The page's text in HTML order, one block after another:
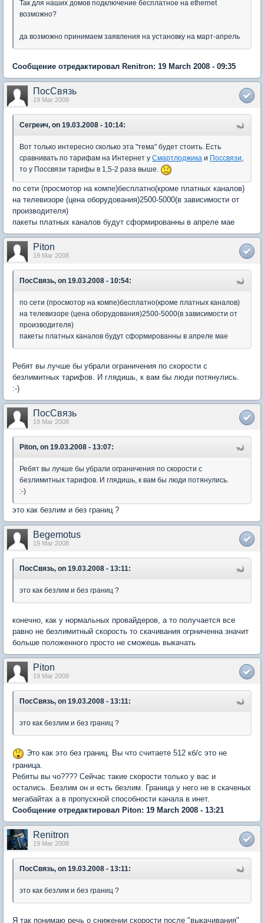
Так для наших домов подключение бесплатное на ethernet
возможно?
да возможно принимаем заявления на установку на март-апрель
Сообщение отредактировал Renitron: 19 March 2008 - 09:35
ПосСвязь
19 Mar 2008
Сегреич, on 19.03.2008 - 10:14:
Вот только интересно сколько эта "тема" будет стоить. Есть
сравнивать по тарифам на Интернет у Смартлоджика и Поссвязи,
то у Поссвязи тарифы в 1,5-2 раза выше.
по сети (просмотор на компе)бесплатно(кроме платных каналов)
на телевизоре (цена оборудования)2500-5000(в зависимости от
производителя)
пакеты платных каналов будут сформированны в апреле мае
Piton
19 Mar 2008
ПосСвязь, on 19.03.2008 - 10:54:
по сети (просмотор на компе)бесплатно(кроме платных каналов)
на телевизоре (цена оборудования)2500-5000(в зависимости от
производителя)
пакеты платных каналов будут сформированны в апреле мае
Ребят вы лучше бы убрали ограничения по скорости с
безлимитных тарифов. И глядишь, к вам бы люди потянулись.
:-)
ПосСвязь
19 Mar 2008
Piton, on 19.03.2008 - 13:07:
Ребят вы лучше бы убрали ограничения по скорости с
безлимитных тарифов. И глядишь, к вам бы люди потянулись.
:-)
это как безлим и без границ ?
Begemotus
19 Mar 2008
ПосСвязь, on 19.03.2008 - 13:11:
это как безлим и без границ ?
конечно, как у нормальных провайдеров, а то получается все
равно не безлимитный скорость то скачивания огрниченна значит
больше положенного просто не сможешь выкачать
Piton
19 Mar 2008
ПосСвязь, on 19.03.2008 - 13:11:
это как безлим и без границ ?
Это как это без границ. Вы что считаете 512 кб/с это не
граница.
Ребяты вы чо???? Сейчас такие скорости только у вас и
остались. Безлим он и есть безлим. Граница у него не в скаченых
мегабайтах а в пропускной способности канала в инет.
Сообщение отредактировал Piton: 19 March 2008 - 13:21
Renitron
19 Mar 2008
ПосСвязь, on 19.03.2008 - 13:11:
это как безлим и без границ ?
Я так понимаю речь о снижении скорости после "выкачивания"